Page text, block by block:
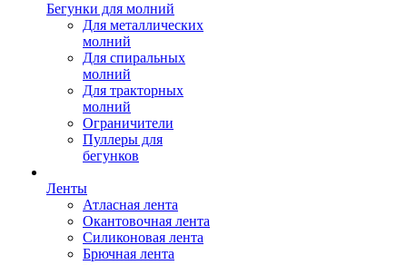
Бегунки для молний
Для металлических
молний
Для спиральных
молний
Для тракторных
молний
Ограничители
Пуллеры для
бегунков
Ленты
Атласная лента
Окантовочная лента
Силиконовая лента
Брючная лента